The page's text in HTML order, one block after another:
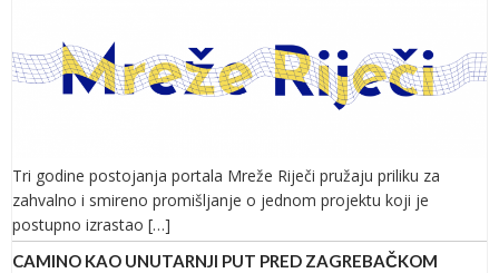
Tri godine postojanja portala Mreže Riječi pružaju priliku za
zahvalno i smireno promišljanje o jednom projektu koji je
postupno izrastao […]
CAMINO KAO UNUTARNJI PUT PRED ZAGREBAČKOM